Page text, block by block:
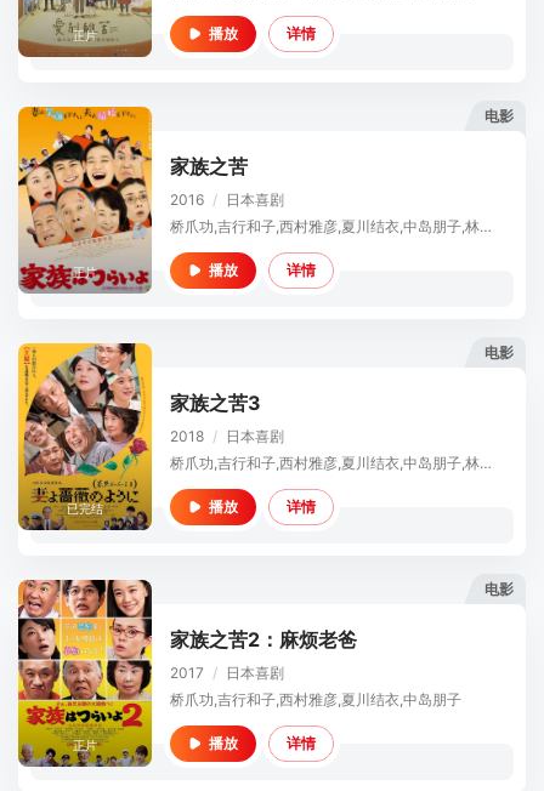
正片 播放 详情
电影
正片
家族之苦
2016 / 日本喜剧
桥爪功,吉行和子,西村雅彦,夏川结衣,中岛朋子,林家正藏
播放 详情
电影
已完结
家族之苦3
2018 / 日本喜剧
桥爪功,吉行和子,西村雅彦,夏川结衣,中岛朋子,林家正藏,妻夫木聪,苍井优,藤山扇治郎,广冈由里子,北山雅康,大沼柚希,小林飒,小川绘莉,徳永雄辉,小林稔侍,风吹淳,木场胜己,立川志らく,笹野高史,笑福亭鹤瓶
播放 详情
电影
正片
家族之苦2：麻烦老爸
2017 / 日本喜剧
桥爪功,吉行和子,西村雅彦,夏川结衣,中岛朋子
播放 详情